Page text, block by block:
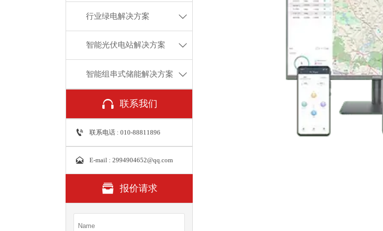
行业绿电解决方案 
智能光伏电站解决方案 
智能组串式储能解决方案 
 联系我们
 联系电话 : 010-88811896
 E-mail : 2994904652@qq.com
 报价请求